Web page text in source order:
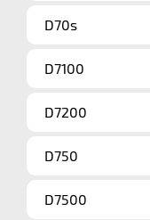
D70s
D7100
D7200
D750
D7500